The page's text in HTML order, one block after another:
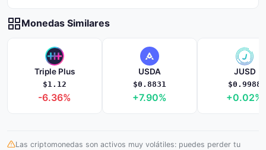
Monedas Similares
Triple Plus
$1.12
-6.36%
USDA
$0.8831
+7.90%
JUSD
$0.9988
+0.02%
Las criptomonedas son activos muy volátiles: puedes perder tu